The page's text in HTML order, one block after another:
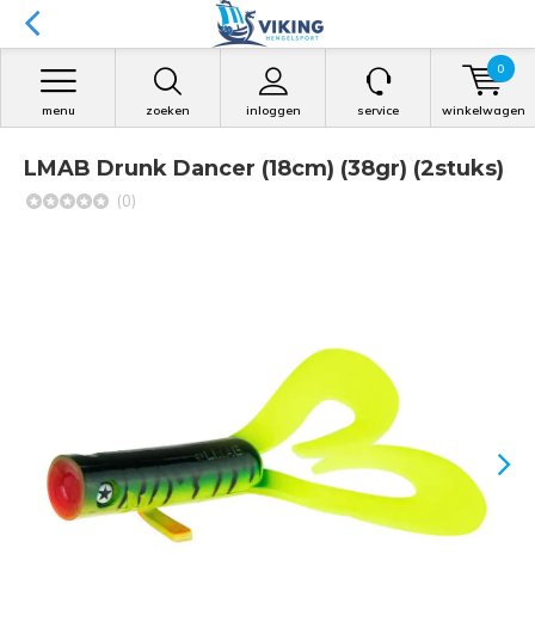
zoeken inloggen
menu service winkelwagen
0
LMAB Drunk Dancer (18cm) (38gr) (2stuks)
(0)